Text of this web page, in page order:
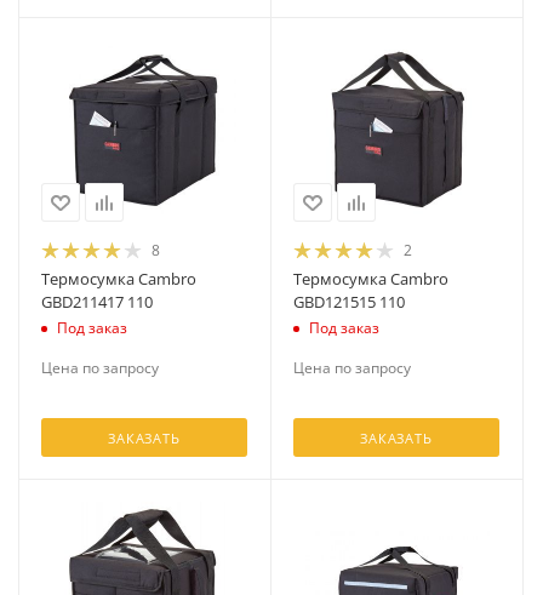
8
Термосумка Cambro
GBD211417 110
Под заказ
Цена по запросу
ЗАКАЗАТЬ
2
Термосумка Cambro
GBD121515 110
Под заказ
Цена по запросу
ЗАКАЗАТЬ